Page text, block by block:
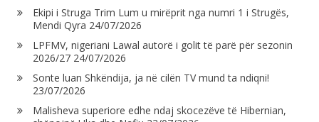
Ekipi i Struga Trim Lum u mirëprit nga numri 1 i Strugës,
Mendi Qyra 24/07/2026
LPFMV, nigeriani Lawal autorë i golit të parë për sezonin
2026/27 24/07/2026
Sonte luan Shkëndija, ja në cilën TV mund ta ndiqni!
23/07/2026
Malisheva superiore edhe ndaj skocezëve të Hibernian,